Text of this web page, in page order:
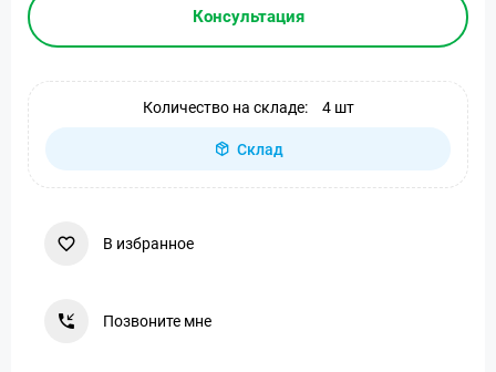
Консультация
Количество на складе: 4 шт
Склад
В избранное
Позвоните мне